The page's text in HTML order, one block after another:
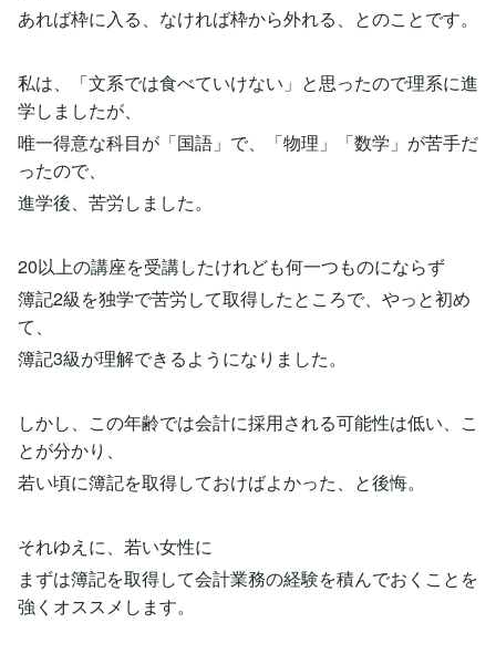
あれば枠に入る、なければ枠から外れる、とのことです。
私は、「文系では食べていけない」と思ったので理系に進
学しましたが、
唯一得意な科目が「国語」で、「物理」「数学」が苦手だ
ったので、
進学後、苦労しました。
20以上の講座を受講したけれども何一つものにならず
簿記2級を独学で苦労して取得したところで、やっと初め
て、
簿記3級が理解できるようになりました。
しかし、この年齢では会計に採用される可能性は低い、こ
とが分かり、
若い頃に簿記を取得しておけばよかった、と後悔。
それゆえに、若い女性に
まずは簿記を取得して会計業務の経験を積んでおくことを
強くオススメします。